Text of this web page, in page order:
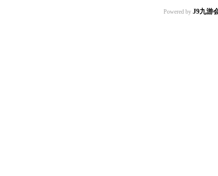
Powered by J9九游